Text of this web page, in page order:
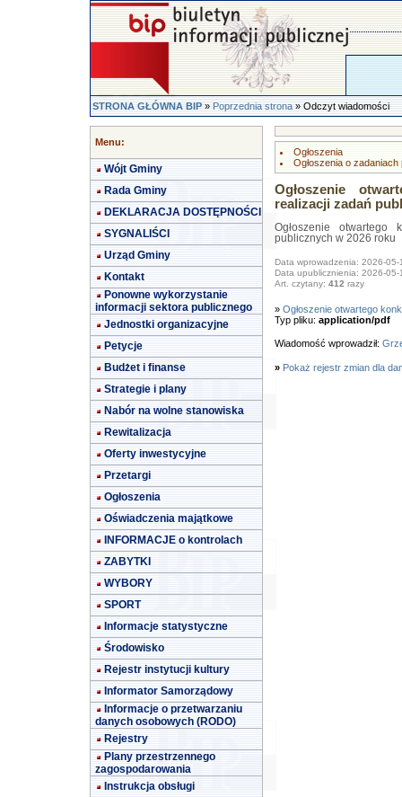
STRONA GŁÓWNA BIP»Poprzednia strona» Odczyt wiadomości
Menu:
Wójt Gminy
Rada Gminy
DEKLARACJA DOSTĘPNOŚCI
SYGNALIŚCI
Urząd Gminy
Kontakt
Ponowne wykorzystanie
informacji sektora publicznego
Jednostki organizacyjne
Petycje
Budżet i finanse
Strategie i plany
Nabór na wolne stanowiska
Rewitalizacja
Oferty inwestycyjne
Przetargi
Ogłoszenia
Oświadczenia majątkowe
INFORMACJE o kontrolach
ZABYTKI
WYBORY
SPORT
Informacje statystyczne
Środowisko
Rejestr instytucji kultury
Informator Samorządowy
Informacje o przetwarzaniu
danych osobowych (RODO)
Rejestry
Plany przestrzennego
zagospodarowania
Instrukcja obsługi
Ogłoszenia
Ogłoszenia o
Ogłoszenie
realizacji zadań
Ogłoszenie
publicznych w 2026 roku
Data wprowadzenia: 2026-05-
Data upublicznienia: 2026-05-
Art. czytany: 412 razy
» Ogłoszenie otwartego
Typ pliku: application/pdf
Wiadomość wprowadził:
» Pokaż rejestr zmian dla